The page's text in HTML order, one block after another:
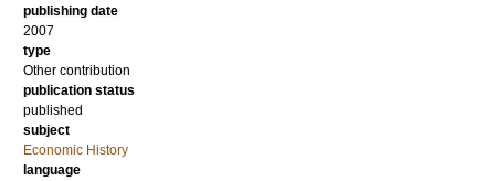
publishing date
2007
type
Other contribution
publication status
published
subject
Economic History
language